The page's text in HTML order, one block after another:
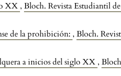
XX ,Bloch. Revista Estudiantil
de la prohibición: ,Bloch.
a inicios del siglo XX ,